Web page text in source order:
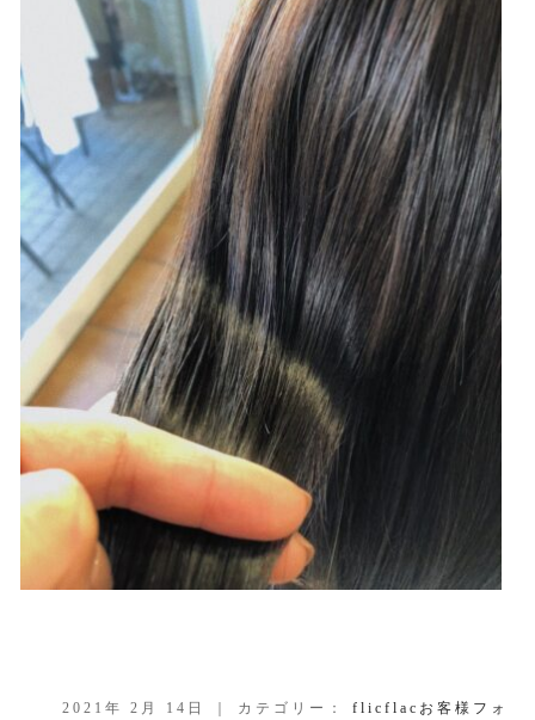
2021年 2月 14日 ｜ カテゴリー：flicflacお客様フォ